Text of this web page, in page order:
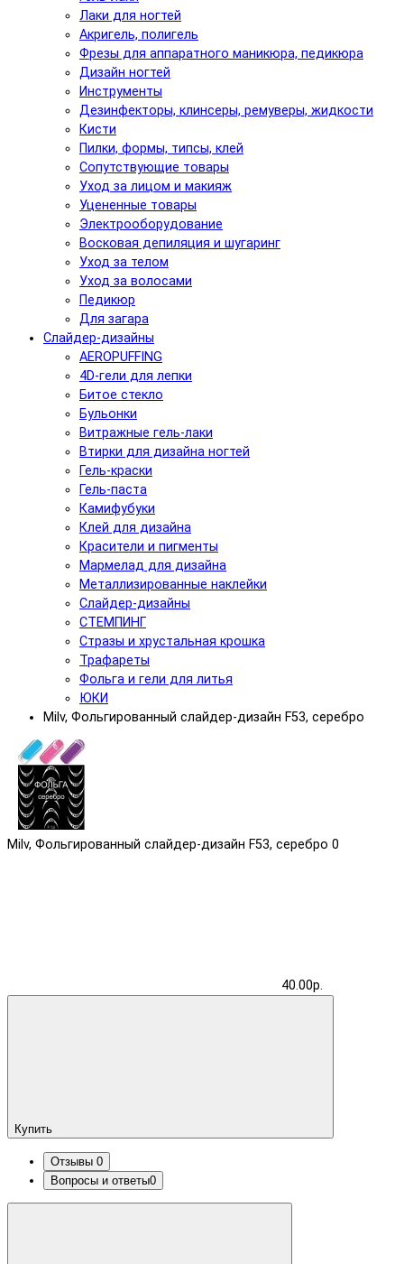
Лаки для ногтей
Акригель, полигель
Фрезы для аппаратного маникюра, педикюра
Дизайн ногтей
Инструменты
Дезинфекторы, клинсеры, ремуверы, жидкости
Кисти
Пилки, формы, типсы, клей
Сопутствующие товары
Уход за лицом и макияж
Уцененные товары
Электрооборудование
Восковая депиляция и шугаринг
Уход за телом
Уход за волосами
Педикюр
Для загара
Слайдер-дизайны
AEROPUFFING
4D-гели для лепки
Битое стекло
Бульонки
Витражные гель-лаки
Втирки для дизайна ногтей
Гель-краски
Гель-паста
Камифубуки
Клей для дизайна
Красители и пигменты
Мармелад для дизайна
Металлизированные наклейки
Слайдер-дизайны
СТЕМПИНГ
Стразы и хрустальная крошка
Трафареты
Фольга и гели для литья
ЮКИ
Milv, Фольгированный слайдер-дизайн F53, серебро
Milv, Фольгированный слайдер-дизайн F53, серебро 0
40.00р.
Купить
Отзывы 0
Вопросы и ответы0